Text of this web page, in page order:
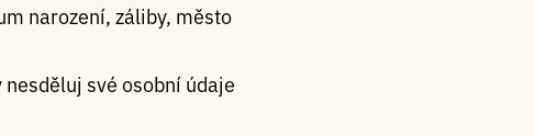
narození, záliby, město
své osobní údaje